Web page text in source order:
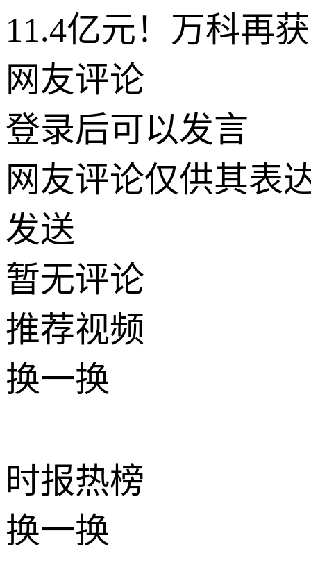
11.4亿元！万科再
网友评论
登录后可以发言
网友评论仅供其表
发送
暂无评论
推荐视频
换一换
时报热榜
换一换